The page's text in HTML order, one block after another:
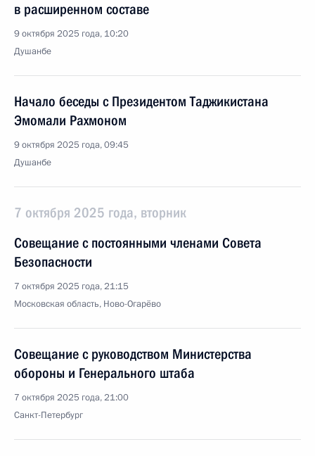
в расширенном составе
9 октября 2025 года, 10:20
Душанбе
Начало беседы с Президентом Таджикистана
Эмомали Рахмоном
9 октября 2025 года, 09:45
Душанбе
7 октября 2025 года, вторник
Совещание с постоянными членами Совета
Безопасности
7 октября 2025 года, 21:15
Московская область, Ново-Огарёво
Совещание с руководством Министерства
обороны и Генерального штаба
7 октября 2025 года, 21:00
Санкт-Петербург